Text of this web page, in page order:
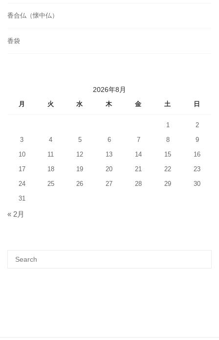
香合仏（懐中仏）
香袋
2026年8月
月 火 水 木 金 土 日
1
2
3
4 5 6 7 8
9
10
11 12 13 14 15
16
17
18 19 20 21 22
23
24
25 26 27 28 29
30
31
« 2月